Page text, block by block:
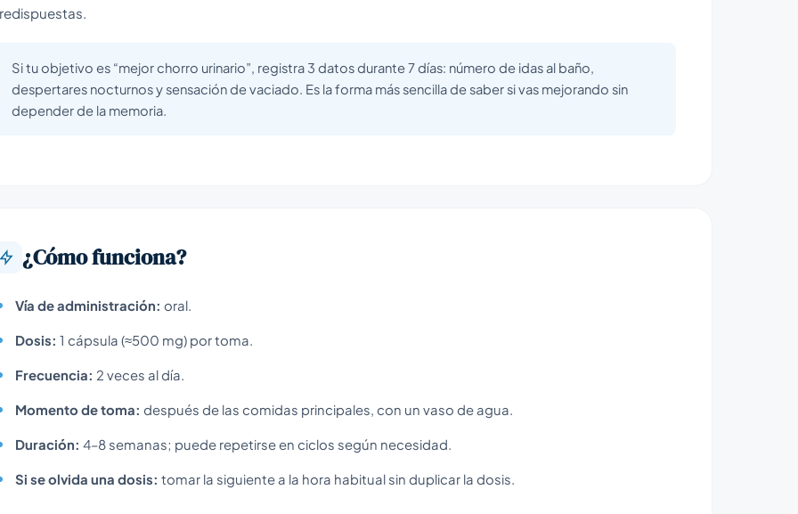
Si tu objetivo es “mejor chorro urinario”, registra 3 datos durante 7 días: número de idas al baño,
despertares nocturnos y sensación de vaciado. Es la forma más sencilla de saber si vas mejorando sin
depender de la memoria.
¿Cómo funciona?
Vía de administración: oral.
Dosis: 1 cápsula (≈500 mg) por toma.
Frecuencia: 2 veces al día.
Momento de toma: después de las comidas principales, con un vaso de agua.
Duración: 4–8 semanas; puede repetirse en ciclos según necesidad.
Si se olvida una dosis: tomar la siguiente a la hora habitual sin duplicar la dosis.